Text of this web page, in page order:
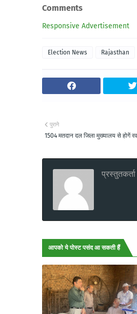
Comments
Responsive Advertisement
Election News Rajasthan
पुराने
1504 मतदान दल जिला मुख्यालय से होगें
प्रस्तुतकर्ता
आपको ये पोस्ट पसंद आ सकती हैं